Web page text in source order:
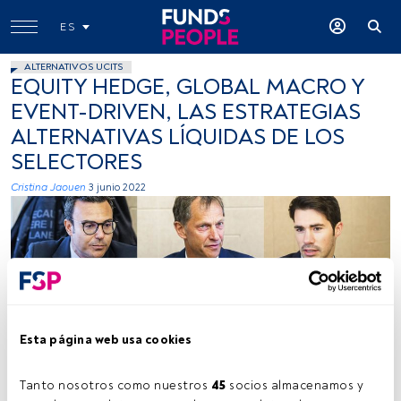
Esta página web usa cookies
Tanto nosotros como nuestros 45 socios almacenamos y
ES
ALTERNATIVOS UCITS
EQUITY HEDGE, GLOBAL MACRO Y
EVENT-DRIVEN, LAS ESTRATEGIAS
ALTERNATIVAS LÍQUIDAS DE LOS
SELECTORES
Cristina Jaouen 3 junio 2022
Schickentanz (Anima Sgr), Salvador Bañuls (CaixaBank AM), Jacobo
Silva (Omega Capital) y Davide Di Chio (Anima Sgr). FundsPeople.